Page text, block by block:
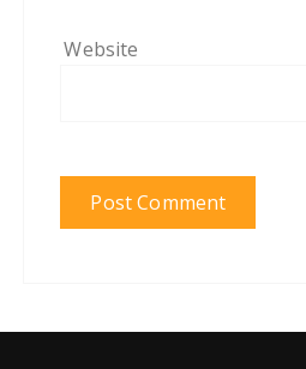
Website